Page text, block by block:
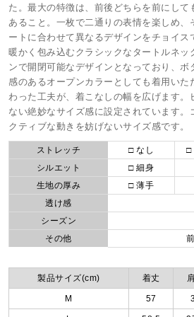
た。最大の特徴は、前後どちらを前にして
あること。一枚で二通りの表情を楽しめ、
ートに合わせて異なるデザインをチョイス
暖かく包み込むクラシックなタートルネッ
ンで開閉可能なデザインとなっており、ボ
感のあるオープンカラーとしても着用いた
わった工夫が、着こなしの幅を広げます。
ない絶妙なサイズ感に設定されています。
クティブな動きを妨げないサイズ感です。
ストレッチ □ なし □
シルエット
□ 細身
生地の厚み
□ 薄手
透け感
シーズン
その他
製品サイズ(cm) 着丈
M 57